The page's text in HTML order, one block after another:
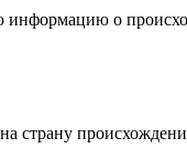
о
страну